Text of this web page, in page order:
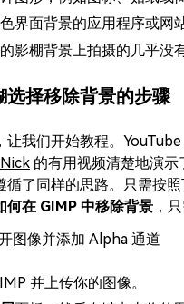
界面背景的应用程序或网
影棚背景上拍摄的几乎没
选择移除背景的步骤
让我们开始教程。
的有用视频清楚地演
循了同样的思路。只需按
何在 GIMP 中移除背景 ，
图像并添加 Alpha 通道
并上传你的图像。